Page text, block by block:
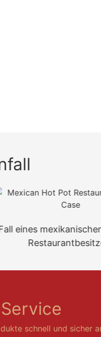
eines
schnell und sicher